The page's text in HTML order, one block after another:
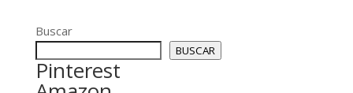
Buscar
BUSCAR
Pinterest